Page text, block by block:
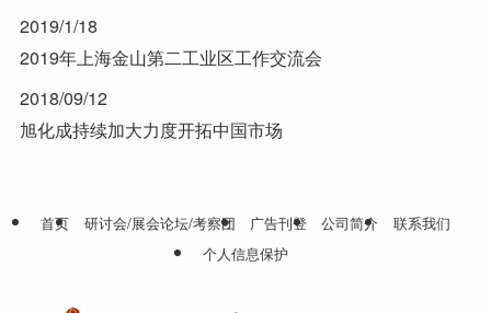
2019/1/18
2019年上海金山第二工业区工作交流会
2018/09/12
旭化成持续加大力度开拓中国市场
首页 研讨会/展会论坛/考察团 广告刊登 公司简介
联系我们
个人信息保护